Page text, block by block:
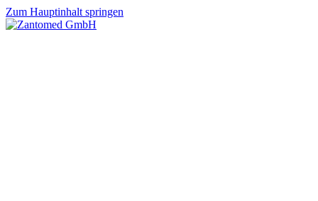
Zum Hauptinhalt springen